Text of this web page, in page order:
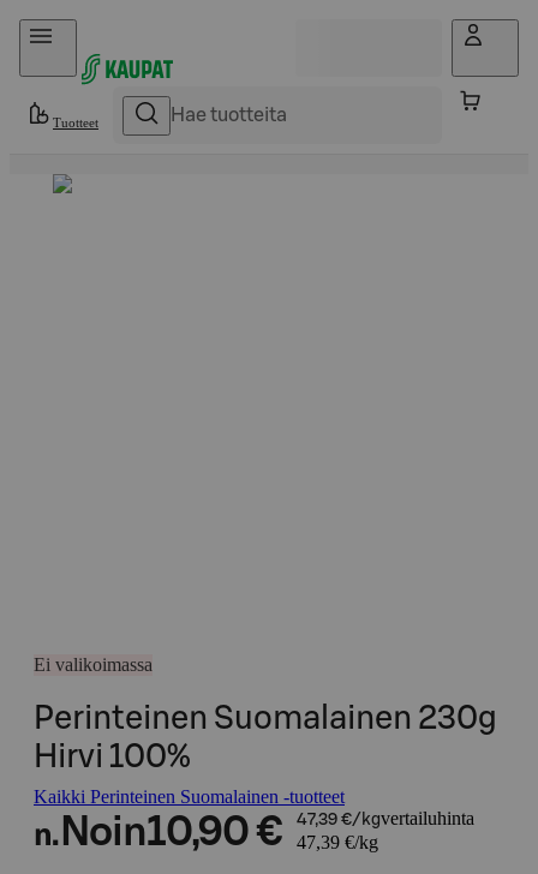
Hyppää sisältöön
Tuotteet
Ei valikoimassa
Perinteinen Suomalainen 230g
Hirvi 100%
Kaikki Perinteinen Suomalainen -tuotteet
n. Noin10,90 € 47,39 €/kgvertailuhinta
47,39 €/kg